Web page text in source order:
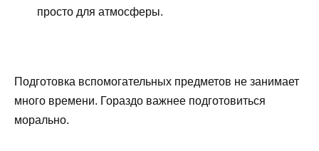
просто для атмосферы.
Подготовка вспомогательных предметов не занимает
много времени. Гораздо важнее подготовиться
морально.